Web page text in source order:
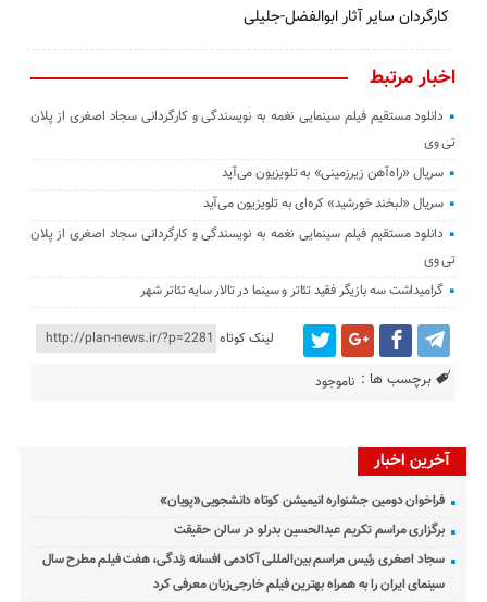
کارگردان سایر آثار ابوالفضل-جلیلی
اخبار مرتبط
دانلود مستقیم فیلم سینمایی نغمه به نویسندگی و کارگردانی سجاد اصغری از پلان
تی وی
سریال «راه‌آهن زیرزمینی» به تلویزیون می‌آید
سریال «لبخند خورشید» کره‌ای‌ به تلویزیون می‌آید
دانلود مستقیم فیلم سینمایی نغمه به نویسندگی و کارگردانی سجاد اصغری از پلان
تی وی
گرامیداشت سه بازیگر فقید تئاتر و سینما در تالار سایه تئاتر شهر
لینک کوتاه
برچسب ها : ناموجود
آخرین اخبار
فراخوان دومین جشنواره انیمیشن کوتاه دانشجویی«پویان»
برگزاری مراسم تکریم عبدالحسین بدرلو در سالن حقیقت
سجاد اصغری رئیس مراسم بین‌المللی آکادمی افسانه زندگی، هفت فیلم مطرح سال
سینمای ایران را به همراه بهترین فیلم خارجی‌زبان معرفی کرد